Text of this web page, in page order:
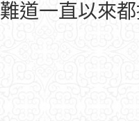
難道一直以來